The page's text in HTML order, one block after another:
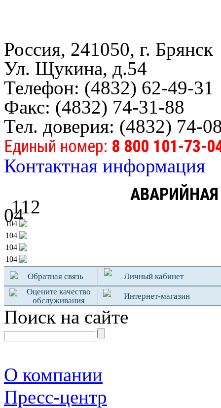
Россия, 241050, г. Брянск
Ул. Щукина, д.54
Телефон: (4832) 62-49-31
Факс: (4832) 74-31-88
Тел. доверия: (4832) 74-
Единый номер: 8 800 101-73-
Контактная информация
04
112
104
104
104
104
Обратная связь
Личный кабинет
Оцените качество
обслуживания
Интернет-магазин
Поиск на сайте
О компании
Пресс-центр